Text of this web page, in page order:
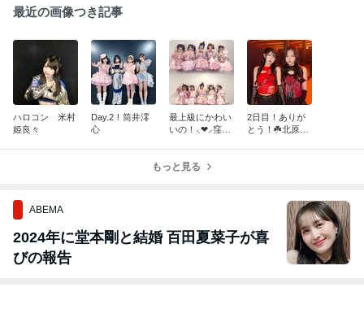
最近の画像つき記事
ハロコン 米村
姫良々
Day.2！筒井澪
心
最上級にかわい
いの！⸜❤︎⸝窪田
2日目！ありが
とう！☘️北原も
もっと見る
ABEMA
2024年に堂本剛と結婚 百田夏菜子が喜
びの報告